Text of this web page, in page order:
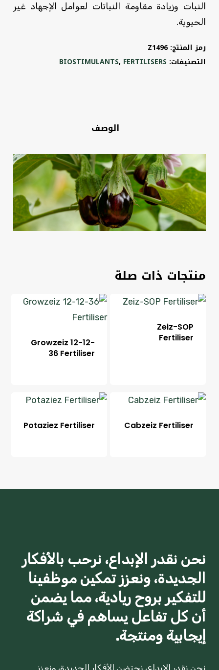
النبات وزيادة مقاومة النباتات لعوامل الإجهاد غير
الحيوية.
رمز المنتج:Z1496
التصنيفات:
BIOSTIMULANTS, FERTILISERS
الوصف
منتجات ذات صلة
Zeiz-SOP
Fertiliser
Growzeiz 12-12-
36 Fertiliser
Cabzeiz Fertiliser
Potaziez Fertiliser
نحن نقدر الإبداع، نرحب بالأفكار
الجديدة، ونعزز تمكين موظفينا
للتفكير بروح ريادية، مما يضمن
أن كل تفاعل يساهم في شراكة
إيجابية ومنتجة.